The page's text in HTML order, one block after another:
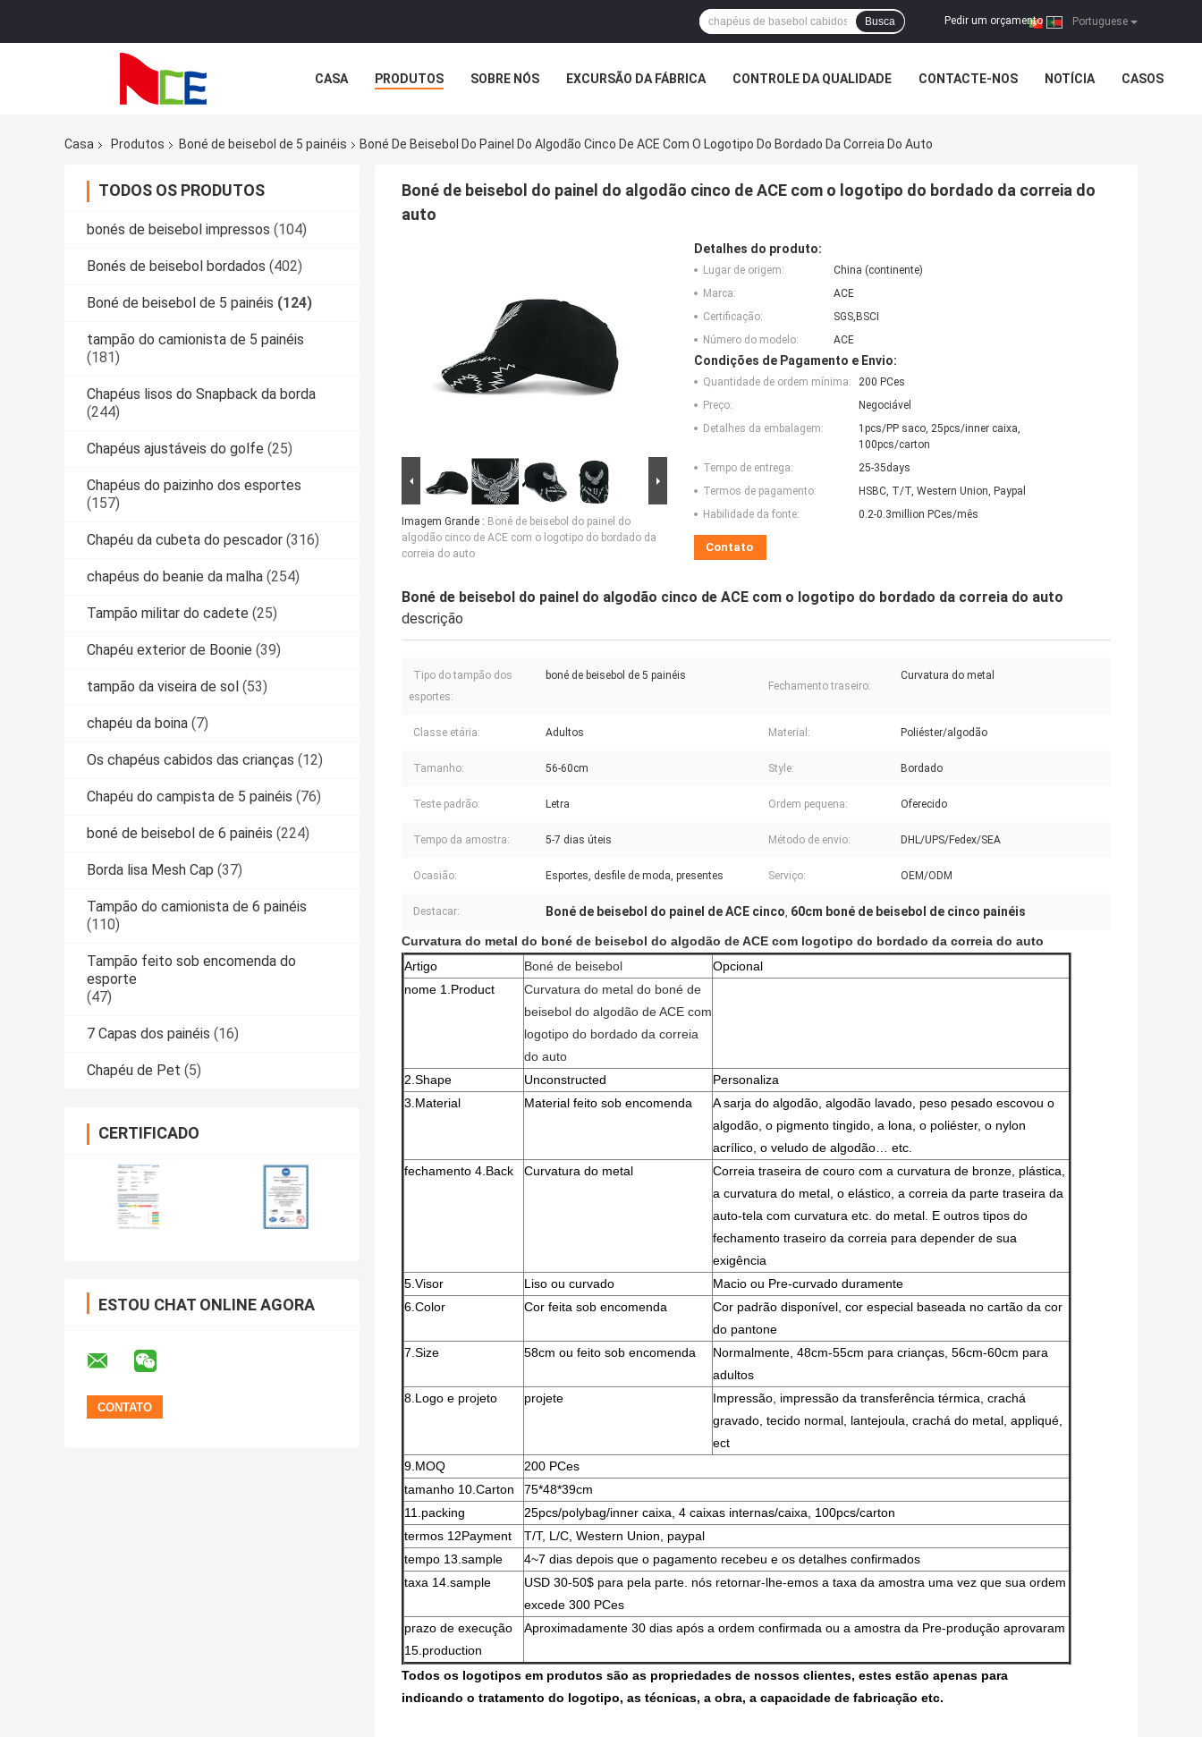
Portuguese
Pedir um orçamento |
Busca
CASA PRODUTOS SOBRE NÓS EXCURSÃO DA FÁBRICA CONTROLE DA QUALIDADE CONTACTE-NOS NOTÍCIA CASOS
Casa Produtos Boné de beisebol de 5 painéis Boné De Beisebol Do Painel Do Algodão Cinco De ACE Com O Logotipo Do Bordado Da Correia Do Auto
TODOS OS PRODUTOS
bonés de beisebol impressos (104)
Bonés de beisebol bordados (402)
Boné de beisebol de 5 painéis (124)
tampão do camionista de 5 painéis
(181)
Chapéus lisos do Snapback da borda
(244)
Chapéus ajustáveis do golfe (25)
Chapéus do paizinho dos esportes
(157)
Chapéu da cubeta do pescador (316)
chapéus do beanie da malha (254)
Tampão militar do cadete (25)
Chapéu exterior de Boonie (39)
tampão da viseira de sol (53)
chapéu da boina (7)
Os chapéus cabidos das crianças (12)
Chapéu do campista de 5 painéis (76)
boné de beisebol de 6 painéis (224)
Borda lisa Mesh Cap (37)
Tampão do camionista de 6 painéis
(110)
Tampão feito sob encomenda do
esporte
(47)
7 Capas dos painéis (16)
Chapéu de Pet (5)
CERTIFICADO
ESTOU CHAT ONLINE AGORA
Boné de beisebol do painel do algodão cinco de ACE com o logotipo do bordado da correia do
auto
Imagem Grande : Boné de beisebol do painel do
algodão cinco de ACE com o logotipo do bordado da
correia do auto
Detalhes do produto:
Lugar de origem:
China (continente)
Marca:
ACE
Certificação:
SGS,BSCI
Número do modelo:
ACE
Condições de Pagamento e Envio:
Quantidade de ordem mínima:
200 PCes
Preço:
Negociável
Detalhes da embalagem:
1pcs/PP saco, 25pcs/inner caixa,
100pcs/carton
Tempo de entrega:
25-35days
Termos de pagamento:
HSBC, T/T, Western Union, Paypal
Habilidade da fonte:
0.2-0.3million PCes/mês
Contato
Boné de beisebol do painel do algodão cinco de ACE com o logotipo do bordado da correia do auto
descrição
Tipo do tampão dos
esportes:
boné de beisebol de 5 painéis
Fechamento traseiro:
Curvatura do metal
Classe etária: Adultos Material: Poliéster/algodão
Tamanho: 56-60cm Style: Bordado
Teste padrão: Letra Ordem pequena: Oferecido
Tempo da amostra: 5-7 dias úteis Método de envio: DHL/UPS/Fedex/SEA
Ocasião: Esportes, desfile de moda, presentes Serviço: OEM/ODM
Destacar: Boné de beisebol do painel de ACE cinco, 60cm boné de beisebol de cinco painéis
Curvatura do metal do boné de beisebol do algodão de ACE com logotipo do bordado da correia do auto
Artigo
Boné de beisebol
Opcional
nome 1.Product
Curvatura do metal do boné de
beisebol do algodão de ACE com
logotipo do bordado da correia
do auto
2.Shape
Unconstructed
Personaliza
3.Material
Material feito sob encomenda
A sarja do algodão, algodão lavado, peso pesado escovou o
algodão, o pigmento tingido, a lona, o poliéster, o nylon
acrílico, o veludo de algodão… etc.
fechamento 4.Back
Curvatura do metal
Correia traseira de couro com a curvatura de bronze, plástica,
a curvatura do metal, o elástico, a correia da parte traseira da
auto-tela com curvatura etc. do metal. E outros tipos do
fechamento traseiro da correia para depender de sua
exigência
5.Visor
Liso ou curvado
Macio ou Pre-curvado duramente
6.Color
Cor feita sob encomenda
Cor padrão disponível, cor especial baseada no cartão da cor
do pantone
7.Size
58cm ou feito sob encomenda
Normalmente, 48cm-55cm para crianças, 56cm-60cm para
adultos
8.Logo e projeto
projete
Impressão, impressão da transferência térmica, crachá
gravado, tecido normal, lantejoula, crachá do metal, appliqué,
ect
9.MOQ
200 PCes
tamanho 10.Carton
75*48*39cm
11.packing
25pcs/polybag/inner caixa, 4 caixas internas/caixa, 100pcs/carton
termos 12Payment
T/T, L/C, Western Union, paypal
tempo 13.sample
4~7 dias depois que o pagamento recebeu e os detalhes confirmados
taxa 14.sample
USD 30-50$ para pela parte. nós retornar-lhe-emos a taxa da amostra uma vez que sua ordem
excede 300 PCes
prazo de execução
15.production
Aproximadamente 30 dias após a ordem confirmada ou a amostra da Pre-produção aprovaram
Todos os logotipos em produtos são as propriedades de nossos clientes, estes estão apenas para
indicando o tratamento do logotipo, as técnicas, a obra, a capacidade de fabricação etc.